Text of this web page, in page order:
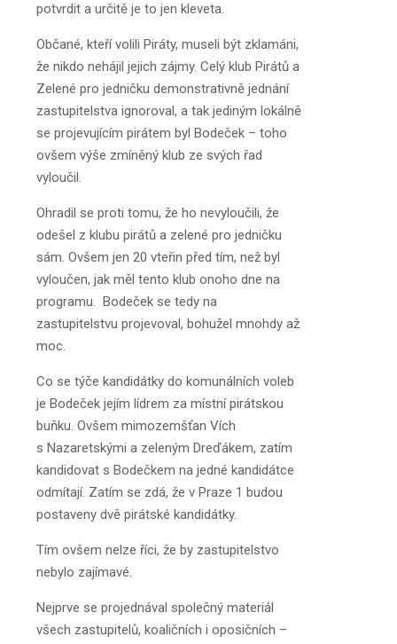
potvrdit a určitě je to jen kleveta.
Občané, kteří volili Piráty, museli být zklamáni,
že nikdo nehájil jejich zájmy. Celý klub Pirátů a
Zelené pro jedničku demonstrativně jednání
zastupitelstva ignoroval, a tak jediným lokálně
se projevujícím pirátem byl Bodeček – toho
ovšem výše zmíněný klub ze svých řad
vyloučil.
Ohradil se proti tomu, že ho nevyloučili, že
odešel z klubu pirátů a zelené pro jedničku
sám. Ovšem jen 20 vteřin před tím, než byl
vyloučen, jak měl tento klub onoho dne na
programu. Bodeček se tedy na
zastupitelstvu projevoval, bohužel mnohdy až
moc.
Co se týče kandidátky do komunálních voleb
je Bodeček jejím lídrem za místní pirátskou
buňku. Ovšem mimozemšťan Vích
s Nazaretskými a zeleným Dreďákem, zatím
kandidovat s Bodečkem na jedné kandidátce
odmítají. Zatím se zdá, že v Praze 1 budou
postaveny dvě pirátské kandidátky.
Tím ovšem nelze říci, že by zastupitelstvo
nebylo zajímavé.
Nejprve se projednával společný materiál
všech zastupitelů, koaličních i oposičních –